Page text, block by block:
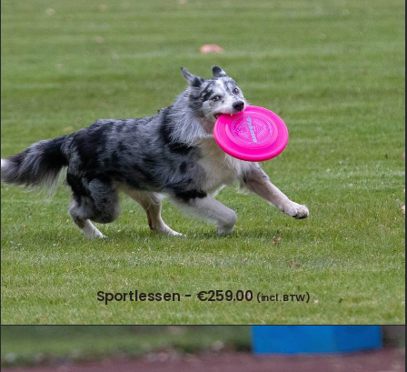
Sportlessen €259.00 (incl. BTW)
TOEVOEGEN AAN WINKELWAGEN